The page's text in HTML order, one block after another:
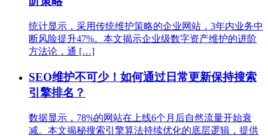
统计显示，采用传统维护策略的企业网站，3年内业务中
断风险提升47%。本文揭示企业级数字资产维护的进阶
方法论，通 […]
SEO维护不可少！如何通过日常更新保持搜索
引擎排名？
数据显示，78%的网站在上线6个月后自然流量开始衰
减。本文揭秘搜索引擎算法持续优化的底层逻辑，提供